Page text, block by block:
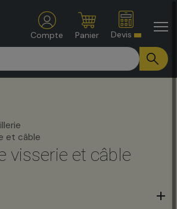
Compte Panier Devis
et câble
visserie et câble